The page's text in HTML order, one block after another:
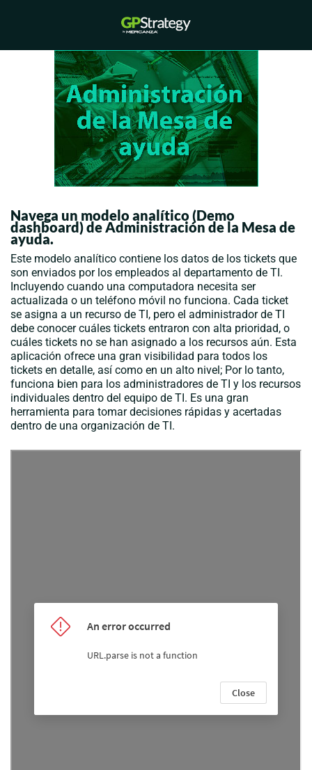
Navega un modelo analítico (Demo
dashboard)de Administración de la Mesa de
ayuda.
Este modelo analítico contiene los datos de los tickets que
son enviados por los empleados al departamento de TI.
Incluyendo cuando una computadora necesita ser
actualizada o un teléfono móvil no funciona. Cada ticket
se asigna a un recurso de TI, pero el administrador de TI
debe conocer cuáles tickets entraron con alta prioridad, o
cuáles tickets no se han asignado a los recursos aún. Esta
aplicación ofrece una gran visibilidad para todos los
tickets en detalle, así como en un alto nivel; Por lo tanto,
funciona bien para los administradores de TI y los recursos
individuales dentro del equipo de TI. Es una gran
herramienta para tomar decisiones rápidas y acertadas
dentro de una organización de TI.